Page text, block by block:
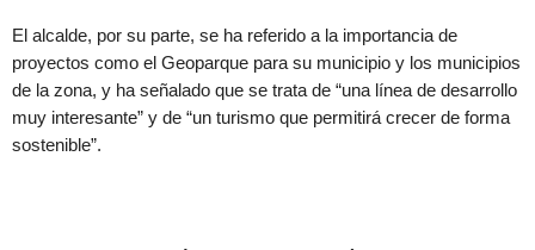
El alcalde, por su parte, se ha referido a la importancia de
proyectos como el Geoparque para su municipio y los municipios
de la zona, y ha señalado que se trata de “una línea de desarrollo
muy interesante” y de “un turismo que permitirá crecer de forma
sostenible”.